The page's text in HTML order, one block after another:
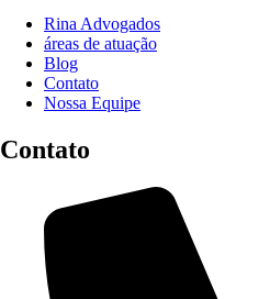
Rina Advogados
áreas de atuação
Blog
Contato
Nossa Equipe
Contato